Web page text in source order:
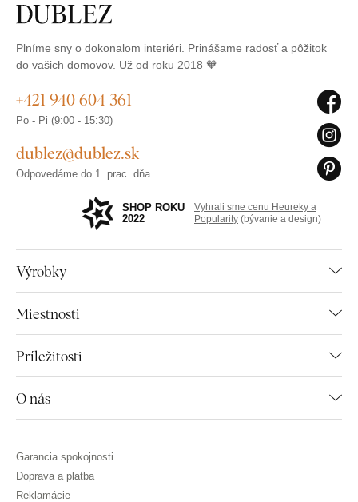
Plníme sny o dokonalom interiéri. Prinášame radosť a pôžitok
do vašich domovov. Už od roku 2018 🧡
Výrobky
Miestnosti
Príležitosti
O nás
+421 940 604 361
Po - Pi (9:00 - 15:30)
dublez@dublez.sk
Odpovedáme do 1. prac. dňa
SHOP ROKU
2022
Vyhrali sme cenu Heureky a
Popularity (bývanie a design)
Garancia spokojnosti
Doprava a platba
Reklamácie